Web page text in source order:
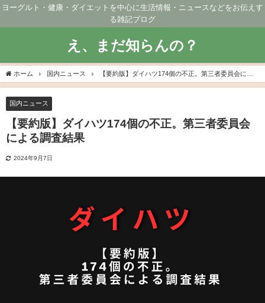
ヨーグルト・健康・ダイエットを中心に生活情報・ニュースなどをお伝えす
る雑記ブログ
え、まだ知らんの？
ホーム 国内ニュース
【要約版】ダイハツ174個の不正。第三者委員会によ
る調査結果
国内ニュース
【要約版】ダイハツ174個の不正。第三者委員会
による調査結果
2024年9月7日